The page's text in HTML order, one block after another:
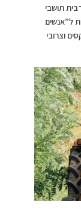
תושבי
ל”אנשים
וצרובי